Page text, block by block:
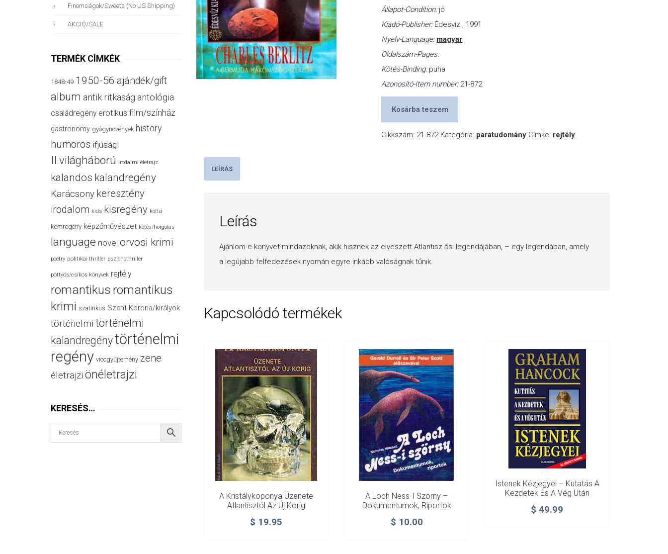
Állapot-Condition: jó
Kiadó-Publisher: Édesvíz , 1991
Nyelv-Language: magyar
Oldalszám-Pages:
Kötés-Binding: puha
Azonosító-Item number: 21-872
Kosárba teszem
Cikkszám: 21-872 Kategória: paratudomány Címke: rejtély
LEÍRÁS
Leírás
Ajánlom e könyvet mindazoknak, akik hisznek az elveszett Atlantisz ősi legendájában, – egy legendában, amely
a legújabb felfedezések nyomán egyre inkább valóságnak tűnik.
Kapcsolódó termékek
A Kristálykoponya Üzenete
Atlantisztól Az Új Korig
$ 19.95
A Loch Ness-I Szörny –
Dokumentumok, Riportok
$ 10.00
Istenek Kézjegyei – Kutatás A
Kezdetek És A Vég Után
$ 49.99
Finomságok/sweets (no US Shipping)
AKCIÓ/SALE
TERMÉK CÍMKÉK
1848-49 1950-56 ajándék/gift
album antik ritkaság antológia
családregény erotikus film/színház
gastronomy gyógynövények history
humoros ifjúsági
II.világháború irodalmi életrajz
kalandos kalandregény
Karácsony keresztény
irodalom kids kisregény kotta
kémregény képzőművészet kötés/horgolás
language novel orvosi krimi
poetry politikai thriller pszichothriller
pöttyös/csíkos könyvek rejtély
romantikus romantikus
krimi szatirikus Szent Korona/királyok
történelmi történelmi
kalandregénytörténelmi
regény viccgyűjtemény zene
életrajzi önéletrajzi
KERESÉS…